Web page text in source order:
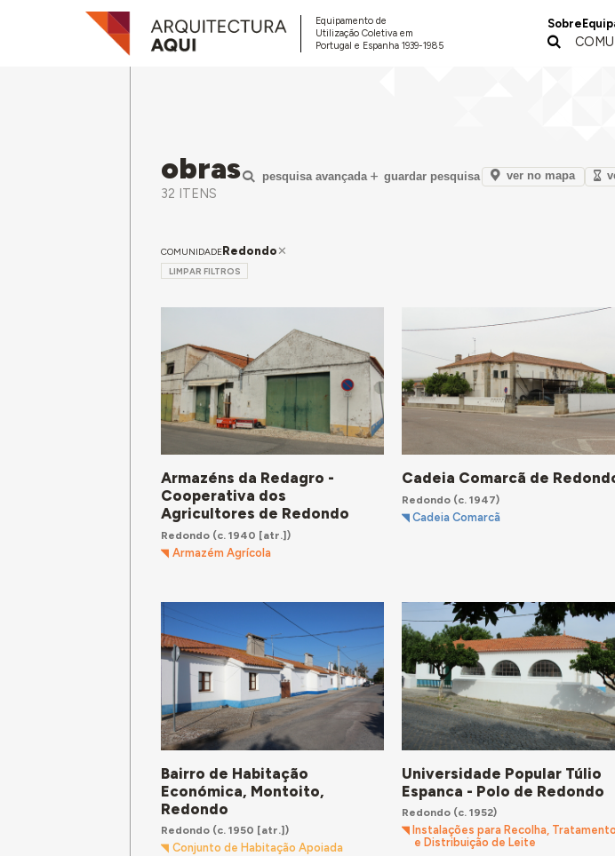
Equipamento de
Utilização Coletiva em
Portugal e Espanha 1939-1985
Sobre
obras
32 ITENS
pesquisa avançada guardar pesquisa ver no mapa
COMUNIDADE Redondo
LIMPAR FILTROS
Armazéns da Redagro -
Cooperativa dos
Agricultores de Redondo
Redondo (c. 1940 [atr.])
Armazém Agrícola
Cadeia Comarcã de
Redondo(c. 1947)
Cadeia Comarcã
Bairro de Habitação
Económica, Montoito,
Redondo
Redondo (c. 1950 [atr.])
Conjunto de Habitação Apoiada
Universidade Popular Túlio
Espanca - Polo de Redondo
Redondo(c. 1952)
Instalações para Recolha, Tratamento
e Distribuição de Leite